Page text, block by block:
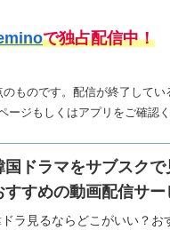
で独占配信中！
ものです。配信が終了して
ジもしくはアプリをご確認く
国ドラマをサブスクで
すすめの動画配信サー
ラ見るならどこがいい？お